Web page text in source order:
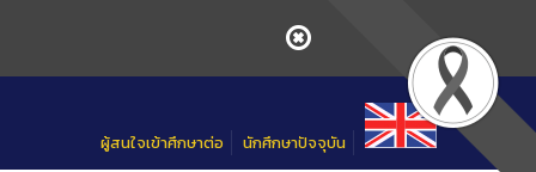
ผู้สนใจเข้าศึกษาต่อ นักศึกษาปัจจุบัน